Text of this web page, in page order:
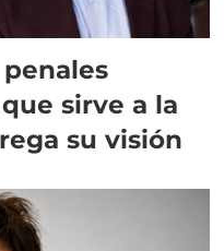
sirve a la
su visión